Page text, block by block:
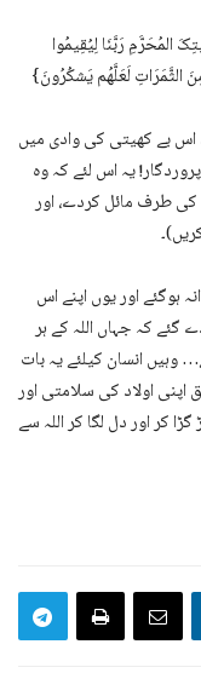
المُحَرَّمِ رَبَّنَا لِیُقِیمُوا
الثَّمَرَاتِ لَعَلَّھُم یَشکُرُونَ}
اس بے کھیتی کی وادی میں
یہ اس لئے کہ وہ
کی طرف مائل کردے، اور
ہوگئے اور یوں اپنے اس
گئے کہ جہاں اللہ کے ہر
وہیں انسان کیلئے یہ بات
اولاد کی سلامتی اور
کر اور دل لگا کر اللہ سے